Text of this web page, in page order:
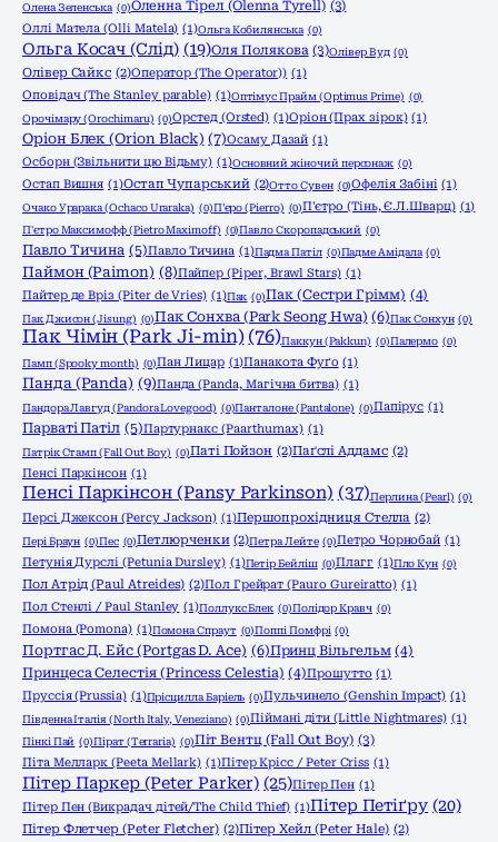
Олена Зеленська (0)Оленна Тірел (Olenna Tyrell) (3)
Оллі Матела (Olli Matela) (1)Ольга Кобилянська (0)
Ольга Косач (Слід) (19)Оля Полякова (3)Олівер Вуд (0)
Олівер Сайкс (2)Оператор (The Operator)) (1)
Оповідач (The Stanley parable) (1)Оптімус Прайм (Optimus Prime) (0)
Орочімару (Orochimaru) (0)Орстед (Orsted) (1)Оріон (Прах зірок) (1)
Оріон Блек (Orion Black) (7)Осаму Дазай (1)
Осборн (Звільнити цю Відьму) (1)Основний жіночий персонаж (0)
Остап Вишня (1)Остап Чупарський (2)Отто Сувен (0)Офелія Забіні (1)
Очако Урарака (Ochaco Uraraka) (0)П'єро (Pierro) (0)П'єтро (Тінь, Є.Л.Шварц) (1)
П'єтро Максимофф (Pietro Maximoff) (0)Павло Скоропадський (0)
Павло Тичина (5)Павло Тичина (1)Падма Патіл (0)Падме Амідала (0)
Паймон (Paimon) (8)Пайпер (Piper, Brawl Stars) (1)
Пайтер де Вріз (Piter de Vries) (1)Пак (0)Пак (Сестри Грімм) (4)
Пак Джисон (Jisung) (0)Пак Сонхва (Park Seong Hwa) (6)Пак Сонхун (0)
Пак Чімін (Park Ji-min) (76)Паккун (Pakkun) (0)Палермо (0)
Памп (Spooky month) (0)Пан Лицар (1)Панакота Фуґо (1)
Панда (Panda) (9)Панда (Panda, Магічна битва) (1)
Пандора Лавгуд (Pandora Lovegood) (0)Панталоне (Pantalone) (0)Папірус (1)
Парваті Патіл (5)Партурнакс (Paarthurnax) (1)
Патрік Стамп (Fall Out Boy) (0)Паті Пойзон (2)Паґслі Аддамс (2)
Пенсі Паркінсон (1)
Пенсі Паркінсон (Pansy Parkinson) (37)Перлина (Pearl) (0)
Персі Джексон (Percy Jackson) (1)Першопрохідниця Стелла (2)
Пері Браун (0)Пес (0)Петлюрченки (2)Петра Лейте (0)Петро Чорнобай (1)
Петунія Дурслі (Petunia Dursley) (1)Петір Бейліш (0)Плагг (1)Пло Кун (0)
Пол Атрід (Paul Atreides) (2)Пол Грейрат (Pauro Gureiratto) (1)
Пол Стенлі / Paul Stanley (1)Поллукс Блек (0)Полідор Кравч (0)
Помона (Pomona) (1)Помона Спраут (0)Поппі Помфрі (0)
Портгас Д. Ейс (Portgas D. Ace) (6)Принц Вільгельм (4)
Принцеса Селестія (Princess Celestia) (4)Прошутто (1)
Пруссія (Prussia) (1)Прісцилла Баріель (0)Пульчинело (Genshin Impact) (1)
Південна Італія (North Italy, Veneziano) (0)Піймані діти (Little Nightmares) (1)
Пінкі Пай (0)Пірат (Terraria) (0)Піт Вентц (Fall Out Boy) (3)
Піта Мелларк (Peeta Mellark) (1)Пітер Крісс / Peter Criss (1)
Пітер Паркер (Peter Parker) (25)Пітер Пен (1)
Пітер Пен (Викрадач дітей/The Child Thief) (1)Пітер Петіґру (20)
Пітер Флетчер (Peter Fletcher) (2)Пітер Хейл (Peter Hale) (2)